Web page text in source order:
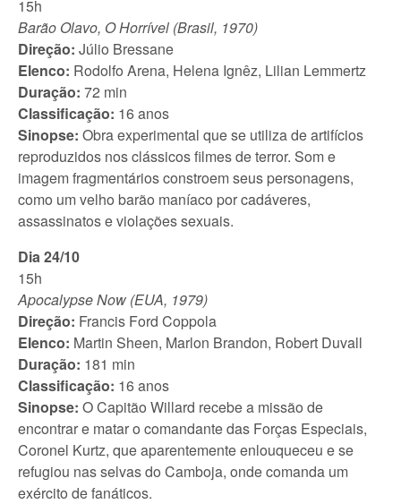
15h
Barão Olavo, O Horrível (Brasil, 1970)
Direção: Júlio Bressane
Elenco: Rodolfo Arena, Helena Ignêz, Lilian Lemmertz
Duração: 72 min
Classificação: 16 anos
Sinopse: Obra experimental que se utiliza de artifícios
reproduzidos nos clássicos filmes de terror. Som e
imagem fragmentários constroem seus personagens,
como um velho barão maníaco por cadáveres,
assassinatos e violações sexuais.
Dia 24/10
15h
Apocalypse Now (EUA, 1979)
Direção: Francis Ford Coppola
Elenco: Martin Sheen, Marlon Brandon, Robert Duvall
Duração: 181 min
Classificação: 16 anos
Sinopse: O Capitão Willard recebe a missão de
encontrar e matar o comandante das Forças Especiais,
Coronel Kurtz, que aparentemente enlouqueceu e se
refugiou nas selvas do Camboja, onde comanda um
exército de fanáticos.